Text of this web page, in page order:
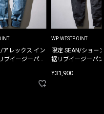
アレックス イン
ブイージーパン
WP WESTPOINT
限定 SEAN/ショー
裾リブイージーパ
¥31,900